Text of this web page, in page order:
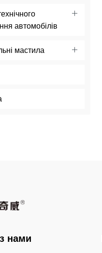
автомобілів
мастила
нами